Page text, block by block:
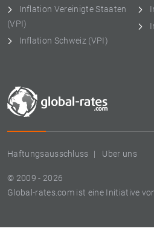
Haftungsausschluss Uber uns
© 2009 - 2026
Global-rates.com ist eine Initiative
Inflation Vereinigte Staaten
(VPI)
Inflation Schweiz (VPI)